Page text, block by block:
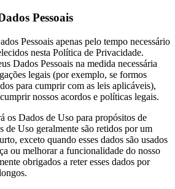
Pessoais
Pessoais apenas pelo tempo necessário
nesta Política de Privacidade.
Dados Pessoais na medida necessária
legais (por exemplo, se formos
para cumprir com as leis aplicáveis),
nossos acordos e políticas legais.
os Dados de Uso para propósitos de
de Uso geralmente são retidos por um
exceto quando esses dados são usados
ou melhorar a funcionalidade do nosso
obrigados a reter esses dados por